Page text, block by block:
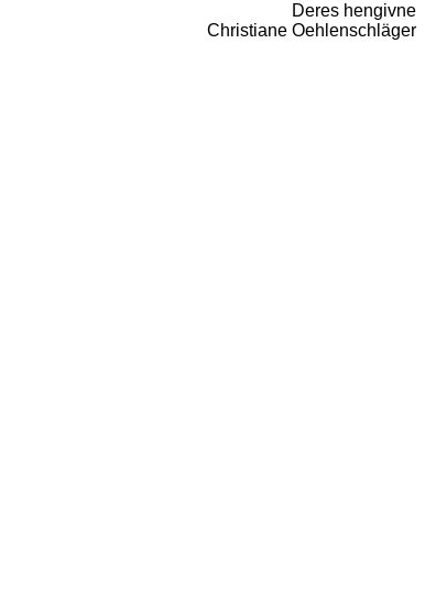
Deres hengivne
Christiane Oehlenschläger